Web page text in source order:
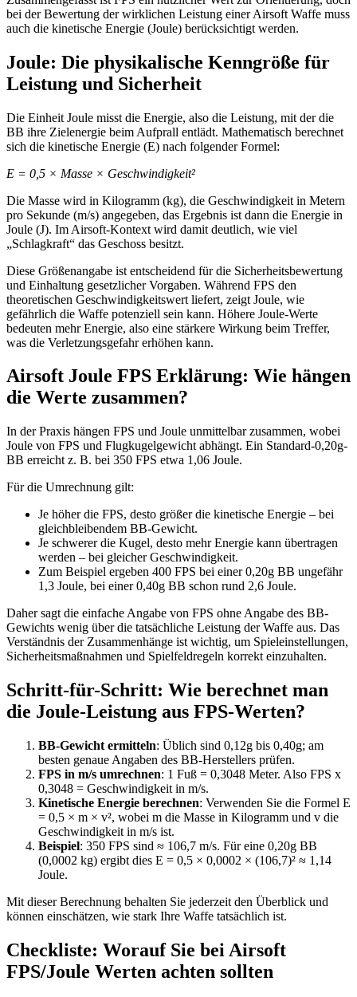
bei der Bewertung der wirklichen Leistung einer Airsoft Waffe muss
auch die kinetische Energie (Joule) berücksichtigt werden.
Joule: Die physikalische Kenngröße für
Leistung und Sicherheit
Die Einheit Joule misst die Energie, also die Leistung, mit der die
BB ihre Zielenergie beim Aufprall entlädt. Mathematisch berechnet
sich die kinetische Energie (E) nach folgender Formel:
E = 0,5 × Masse × Geschwindigkeit²
Die Masse wird in Kilogramm (kg), die Geschwindigkeit in Metern
pro Sekunde (m/s) angegeben, das Ergebnis ist dann die Energie in
Joule (J). Im Airsoft-Kontext wird damit deutlich, wie viel
„Schlagkraft“ das Geschoss besitzt.
Diese Größenangabe ist entscheidend für die Sicherheitsbewertung
und Einhaltung gesetzlicher Vorgaben. Während FPS den
theoretischen Geschwindigkeitswert liefert, zeigt Joule, wie
gefährlich die Waffe potenziell sein kann. Höhere Joule-Werte
bedeuten mehr Energie, also eine stärkere Wirkung beim Treffer,
was die Verletzungsgefahr erhöhen kann.
Airsoft Joule FPS Erklärung: Wie hängen
die Werte zusammen?
In der Praxis hängen FPS und Joule unmittelbar zusammen, wobei
Joule von FPS und Flugkugelgewicht abhängt. Ein Standard-0,20g-
BB erreicht z. B. bei 350 FPS etwa 1,06 Joule.
Für die Umrechnung gilt:
Je höher die FPS, desto größer die kinetische Energie – bei
gleichbleibendem BB-Gewicht.
Je schwerer die Kugel, desto mehr Energie kann übertragen
werden – bei gleicher Geschwindigkeit.
Zum Beispiel ergeben 400 FPS bei einer 0,20g BB ungefähr
1,3 Joule, bei einer 0,40g BB schon rund 2,6 Joule.
Daher sagt die einfache Angabe von FPS ohne Angabe des BB-
Gewichts wenig über die tatsächliche Leistung der Waffe aus. Das
Verständnis der Zusammenhänge ist wichtig, um Spieleinstellungen,
Sicherheitsmaßnahmen und Spielfeldregeln korrekt einzuhalten.
Schritt-für-Schritt: Wie berechnet man
die Joule-Leistung aus FPS-Werten?
BB-Gewicht ermitteln: Üblich sind 0,12g bis 0,40g; am
besten genaue Angaben des BB-Herstellers prüfen.
FPS in m/s umrechnen: 1 Fuß = 0,3048 Meter. Also FPS x
0,3048 = Geschwindigkeit in m/s.
Kinetische Energie berechnen: Verwenden Sie die Formel E
= 0,5 × m × v², wobei m die Masse in Kilogramm und v die
Geschwindigkeit in m/s ist.
Beispiel: 350 FPS sind ≈ 106,7 m/s. Für eine 0,20g BB
(0,0002 kg) ergibt dies E = 0,5 × 0,0002 × (106,7)² ≈ 1,14
Joule.
Mit dieser Berechnung behalten Sie jederzeit den Überblick und
können einschätzen, wie stark Ihre Waffe tatsächlich ist.
Checkliste: Worauf Sie bei Airsoft
FPS/Joule Werten achten sollten